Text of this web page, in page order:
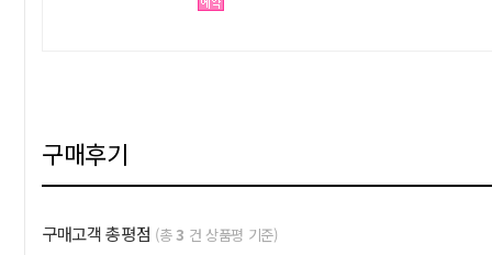
구매후기
구매고객 총평점 (총3 건 상품평 기준)